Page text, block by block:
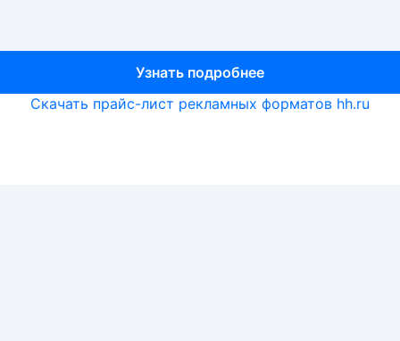
Узнать подробнее
Узнать подробнее
Скачать прайс-лист рекламных форматов hh.ru